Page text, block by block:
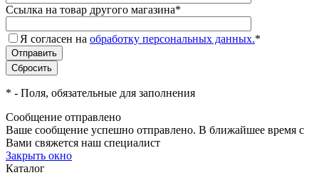
Ссылка на товар другого магазина*
Я согласен на обработку персональных данных.*
* - Поля, обязательные для заполнения
Сообщение отправлено
Ваше сообщение успешно отправлено. В ближайшее время с
Вами свяжется наш специалист
Закрыть окно
Каталог